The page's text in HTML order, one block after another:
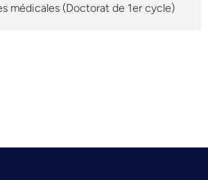
médicales (Doctorat de 1er cycle)